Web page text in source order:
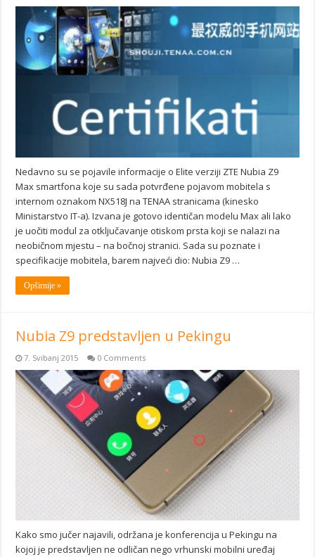
Nedavno su se pojavile informacije o Elite verziji ZTE Nubia Z9
Max smartfona koje su sada potvrđene pojavom mobitela s
internom oznakom NX518J na TENAA stranicama (kinesko
Ministarstvo IT-a). Izvana je gotovo identičan modelu Max ali lako
je uočiti modul za otključavanje otiskom prsta koji se nalazi na
neobičnom mjestu – na bočnoj stranici. Sada su poznate i
specifikacije mobitela, barem najveći dio: Nubia Z9 …
Opširnije »
Nubia Z9 predstavljen u Pekingu
7. Svibanj 2015 0 Comments
Kako smo jučer najavili, održana je konferencija u Pekingu na
kojoj je predstavljen ne odličan nego vrhunski mobilni uređaj